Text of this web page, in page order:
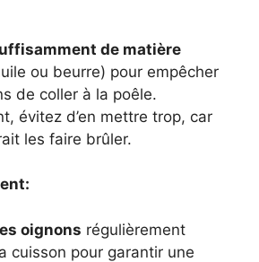
de matière
ou beurre) pour empêcher
de coller à la poêle.
évitez d’en mettre trop, car
les faire brûler.
oignons régulièrement
cuisson pour garantir une